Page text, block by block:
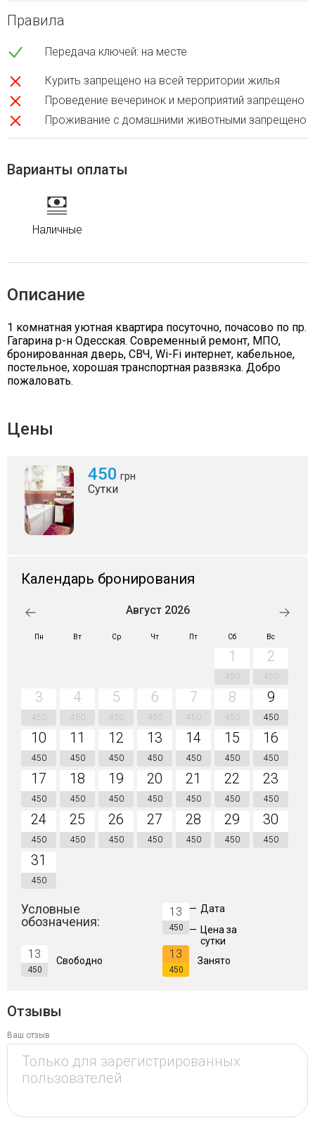
Правила
Передача ключей: на месте
Курить запрещено на всей территории жилья
Проведение вечеринок и мероприятий запрещено
Проживание с домашними животными запрещено
Варианты оплаты
Наличные
Описание
1 комнатная уютная квартира посуточно, почасово по пр.
Гагарина р-н Одесская. Современный ремонт, МПО,
бронированная дверь, СВЧ, Wi-Fi интернет, кабельное,
постельное, хорошая транспортная развязка. Добро
пожаловать.
Цены
450 грн
Сутки
Календарь бронирования
Август 2026
Пн Вт Ср Чт Пт Сб Вс
1
450
2
450
3
450
4
450
5
450
6
450
7
450
8
450
9
450
10
450
11
450
12
450
13
450
14
450
15
450
16
450
17
450
18
450
19
450
20
450
21
450
22
450
23
450
24
450
25
450
26
450
27
450
28
450
29
450
30
450
31
450
Условные
обозначения:
13
450
— Дата
— Цена за
сутки
13
450
Свободно
13
450
Занято
Отзывы
Ваш отзыв